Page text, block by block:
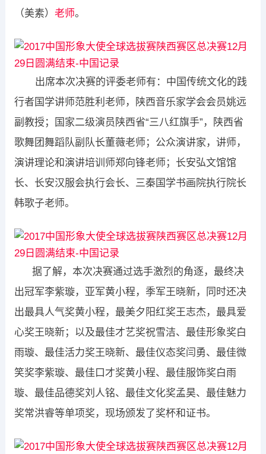
（美素） 老师。
​ 出席本次决赛的评委老师有：中国传统文化的践
行者国学讲师范胜利老师，陕西音乐家学会会员姚远
副教授；国家二级演员陕西省“三八红旗手”，陕西省
歌舞团舞蹈队副队长董薇老师；公众演讲家，讲师，
演讲理论和演讲培训师郑向锋老师；长安弘文馆馆
长、长安汉服会执行会长、三秦国学书画院执行院长
韩歌子老师。
​ 据了解，本次决赛通过选手激烈的角逐，最终决
出冠军李紫璇，亚军黄小程，季军王晓新，同时还决
出最具人气奖黄小程，最美夕阳红奖王志杰，最具爱
心奖王晓新；以及最佳才艺奖祝雪洁、最佳形象奖白
雨璇、最佳活力奖王晓新、最佳仪态奖闫勇、最佳微
笑奖李紫璇、最佳口才奖黄小程、最佳服饰奖白雨
璇、最佳品德奖刘人铭、最佳文化奖孟昊、最佳魅力
奖常洪睿等单项奖，现场颁发了奖杯和证书。